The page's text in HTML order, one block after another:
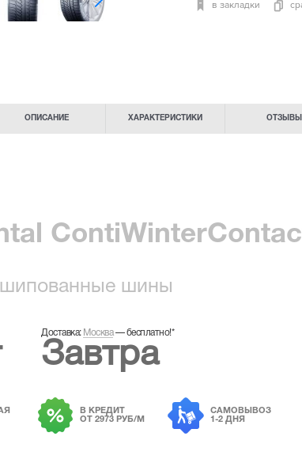
в закладки
ОПИСАНИЕ ХАРАКТЕРИСТИКИ ОТЗЫВЫ
шины
Доставка: Москва—бесплатно!*
Завтра
В КРЕДИТ
ОТ 2973 РУБ/М
САМОВЫВОЗ
1-2 ДНЯ